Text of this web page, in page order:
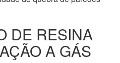
DE RESINA
A GÁS